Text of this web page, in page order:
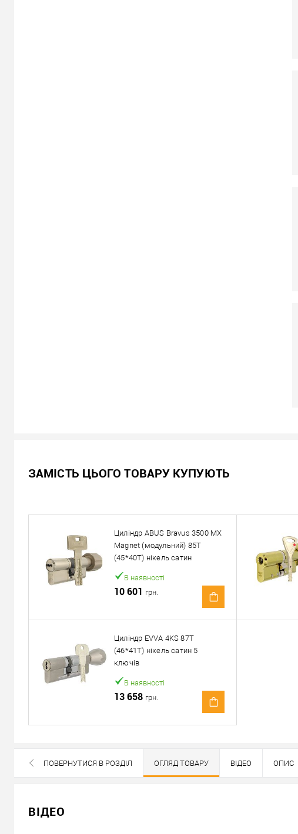
Кількість:
У кошик
Можемо встановити цей
Доставка серцевин від 4000 грн здійснюється безкоштовно
«Новою Поштою» по Україні
Самовивіз
Мінімальна сума замовлення 400 грн
Доставка накладеним платежем від 400 грн
ЗАМІСТЬ ЦЬОГО ТОВАРУ КУПУЮТЬ
Циліндр ABUS Bravus 3500 MX
Magnet (модульний) 85T
(45*40T) нікель сатин
В наявності
10 601 грн.
Циліндр EVVA 4KS 87T
(46*41T) нікель сатин 5
ключів
В наявності
13 658 грн.
ПОВЕРНУТИСЯ В РОЗДІЛ ОГЛЯД ТОВАРУ ВІДЕО ОПИС
ВІДЕО